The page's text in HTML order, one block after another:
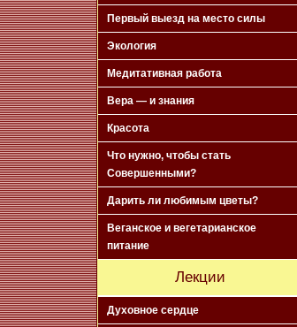
Первый выезд на место силы
Экология
Медитативная работа
Вера — и знания
Красота
Что нужно, чтобы стать
Совершенными?
Дарить ли любимым цветы?
Веганское и вегетарианское
питание
Лекции
Духовное сердце